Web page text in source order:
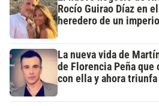
Rocío Guirao Díaz en
heredero de un
La nueva vida de
de Florencia Peña
con ella y ahora